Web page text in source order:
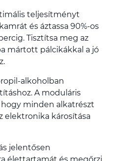
teljesítményt
és áztassa 90%-os
Tisztítsa meg az
mártott pálcikákkal a jó
alkoholban
A moduláris
minden alkatrészt
elektronika károsítása
jelentősen